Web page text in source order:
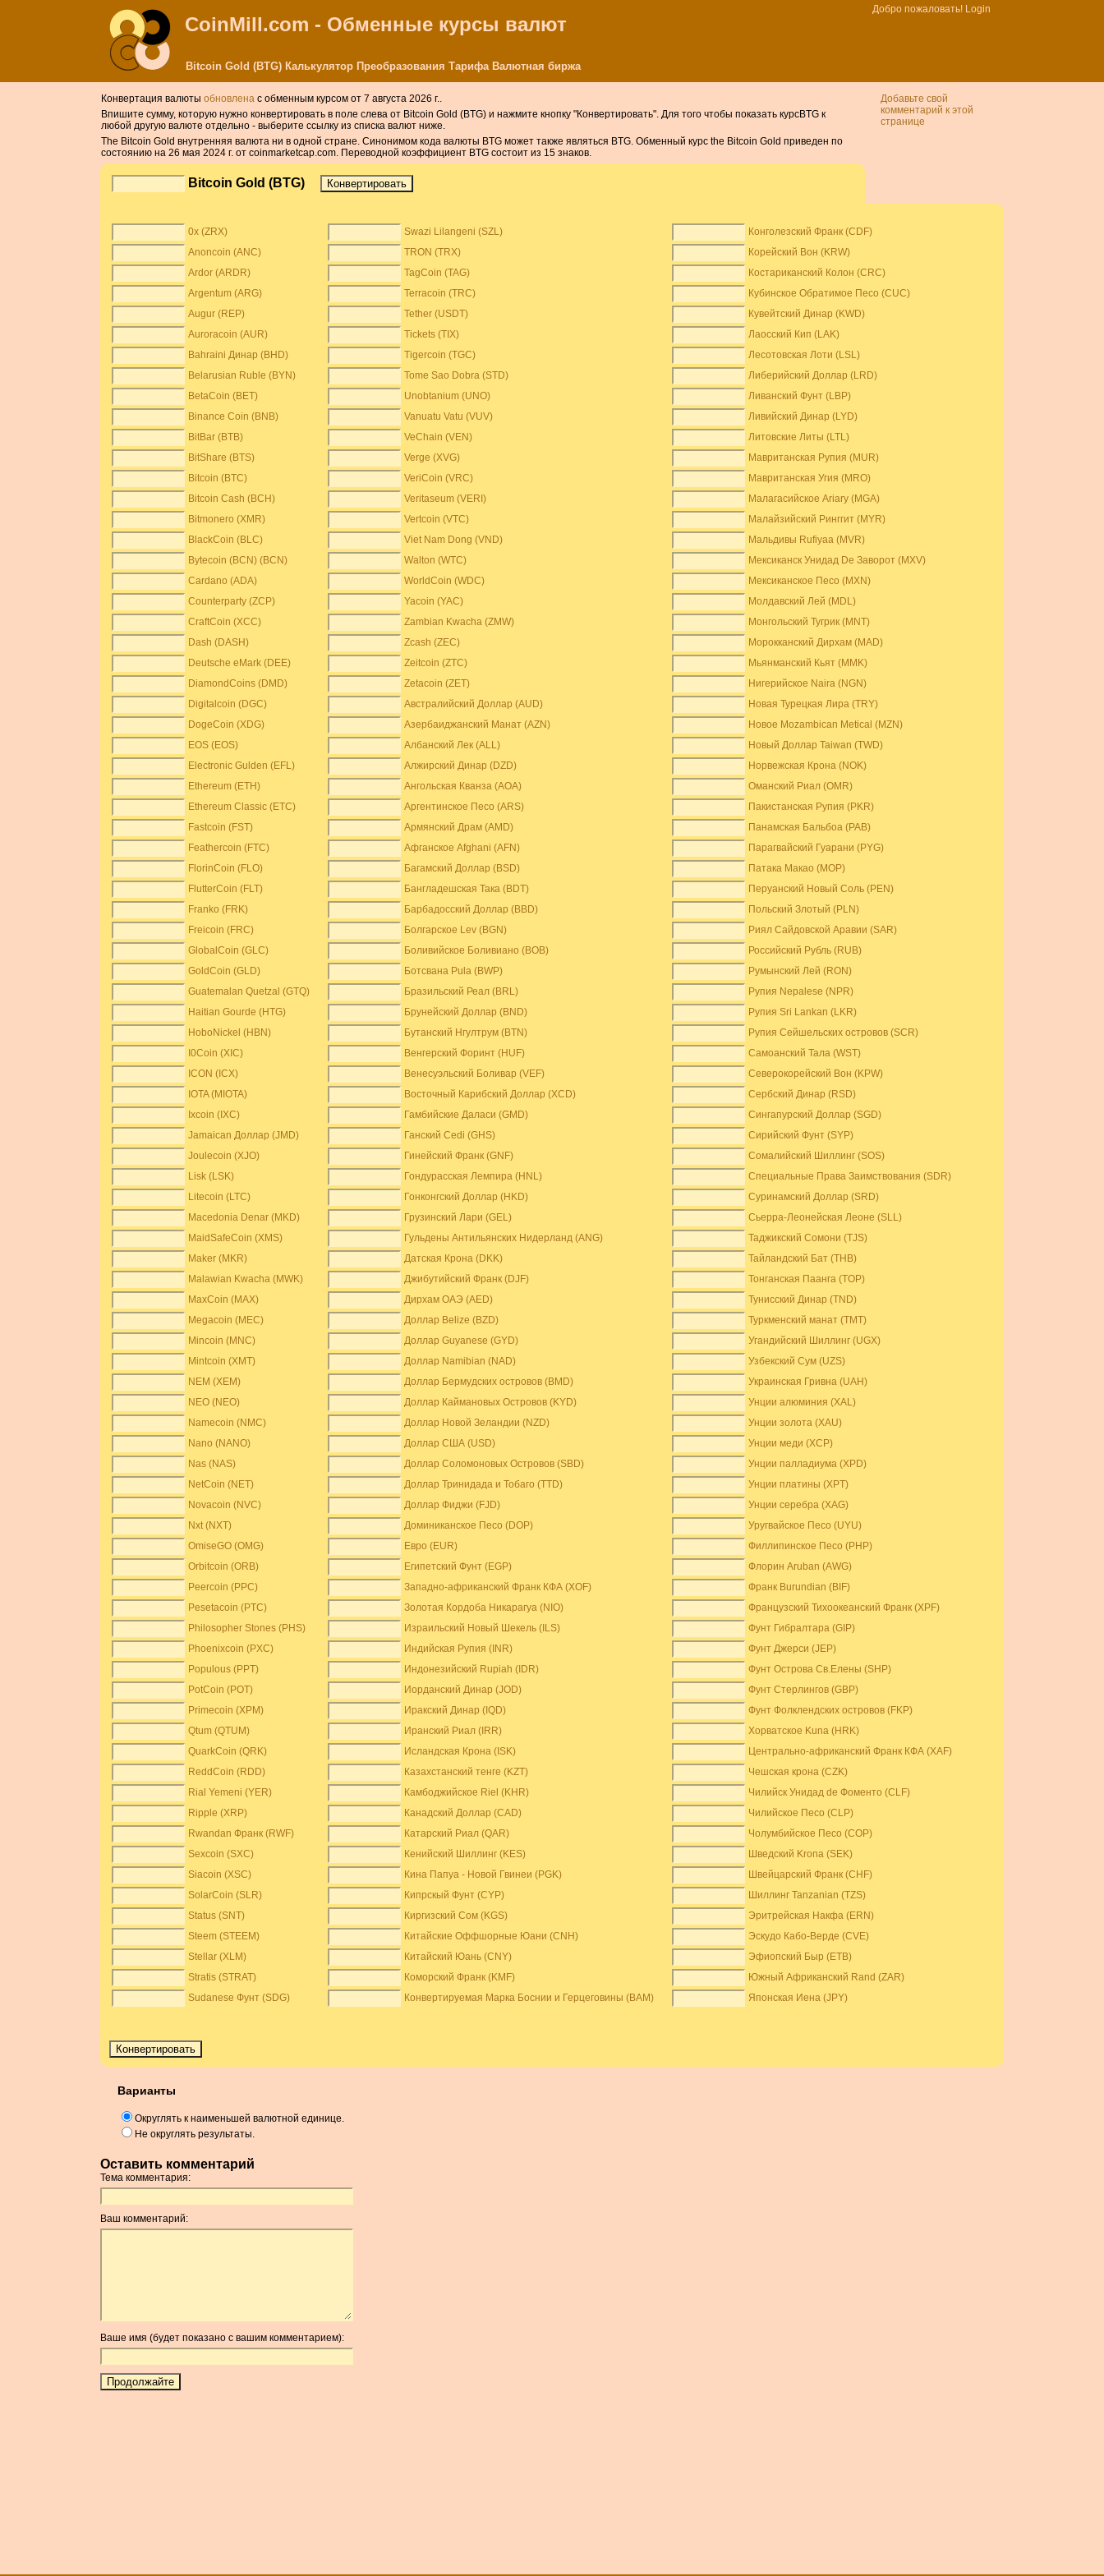
CoinMill.com - Обменные курсы валют
Добро пожаловать! Login
Bitcoin Gold (BTG) Калькулятор Преобразования Тарифа Валютная биржа
Конвертация валюты обновлена с обменным курсом от 7 августа 2026 г..
Впишите сумму, которую нужно конвертировать в поле слева от Bitcoin Gold (BTG) и нажмите кнопку "Конвертировать". Для того чтобы показать курсBTG к
любой другую валюте отдельно - выберите ссылку из списка валют ниже.
The Bitcoin Gold внутренняя валюта ни в одной стране. Синонимом кода валюты BTG может также являться BTG. Обменный курс the Bitcoin Gold приведен по
состоянию на 26 мая 2024 г. от coinmarketcap.com. Переводной коэффициент BTG состоит из 15 знаков.
Добавьте свой
комментарий к этой
странице
Bitcoin Gold (BTG)
0x (ZRX) Swazi Lilangeni (SZL)
Конголезский Франк (CDF)
Anoncoin (ANC)
TRON (TRX)
Корейский Вон (KRW)
Ardor (ARDR)
TagCoin (TAG)
Костариканский Колон (CRC)
Argentum (ARG)
Terracoin (TRC)
Кубинское Обратимое Песо (CUC)
Augur (REP)
Tether (USDT)
Кувейтский Динар (KWD)
Auroracoin (AUR)
Tickets (TIX)
Лаосский Кип (LAK)
Bahraini Динар (BHD)
Tigercoin (TGC)
Лесотовская Лоти (LSL)
Belarusian Ruble (BYN)
Tome Sao Dobra (STD)
Либерийский Доллар (LRD)
BetaCoin (BET)
Unobtanium (UNO)
Ливанский Фунт (LBP)
Binance Coin (BNB)
Vanuatu Vatu (VUV)
Ливийский Динар (LYD)
BitBar (BTB)
VeChain (VEN)
Литовские Литы (LTL)
BitShare (BTS)
Verge (XVG)
Мавританская Рупия (MUR)
Bitcoin (BTC)
VeriCoin (VRC)
Мавританская Угия (MRO)
Bitcoin Cash (BCH)
Veritaseum (VERI)
Малагасийское Ariary (MGA)
Bitmonero (XMR)
Vertcoin (VTC)
Малайзийский Ринггит (MYR)
BlackCoin (BLC)
Viet Nam Dong (VND)
Мальдивы Rufiyaa (MVR)
Bytecoin (BCN) (BCN)
Walton (WTC)
Мексиканск Унидад De Заворот (MXV)
Cardano (ADA)
WorldCoin (WDC)
Мексиканское Песо (MXN)
Counterparty (ZCP)
Yacoin (YAC)
Молдавский Лей (MDL)
CraftCoin (XCC)
Zambian Kwacha (ZMW)
Монгольский Тугрик (MNT)
Dash (DASH)
Zcash (ZEC)
Морокканский Дирхам (MAD)
Deutsche eMark (DEE)
Zeitcoin (ZTC)
Мьянманский Кьят (MMK)
DiamondCoins (DMD)
Zetacoin (ZET)
Нигерийское Naira (NGN)
Digitalcoin (DGC)
Австралийский Доллар (AUD)
Новая Турецкая Лира (TRY)
DogeCoin (XDG)
Азербаиджанский Манат (AZN)
Новое Mozambican Metical (MZN)
EOS (EOS)
Албанский Лек (ALL)
Новый Доллар Taiwan (TWD)
Electronic Gulden (EFL)
Алжирский Динар (DZD)
Норвежская Крона (NOK)
Ethereum (ETH)
Ангольская Кванза (AOA)
Оманский Риал (OMR)
Ethereum Classic (ETC)
Аргентинское Песо (ARS)
Пакистанская Рупия (PKR)
Fastcoin (FST)
Армянский Драм (AMD)
Панамская Бальбоа (PAB)
Feathercoin (FTC)
Афганское Afghani (AFN)
Парагвайский Гуарани (PYG)
FlorinCoin (FLO)
Багамский Доллар (BSD)
Патака Макао (MOP)
FlutterCoin (FLT)
Бангладешская Така (BDT)
Перуанский Новый Соль (PEN)
Franko (FRK)
Барбадосский Доллар (BBD)
Польский Злотый (PLN)
Freicoin (FRC)
Болгарское Lev (BGN)
Риял Сайдовской Аравии (SAR)
GlobalCoin (GLC)
Боливийское Боливиано (BOB)
Российский Рубль (RUB)
GoldCoin (GLD)
Ботсвана Pula (BWP)
Румынский Лей (RON)
Guatemalan Quetzal (GTQ)
Бразильский Реал (BRL)
Рупия Nepalese (NPR)
Haitian Gourde (HTG)
Брунейский Доллар (BND)
Рупия Sri Lankan (LKR)
HoboNickel (HBN)
Бутанский Нгултрум (BTN)
Рупия Сейшельских островов (SCR)
I0Coin (XIC)
Венгерский Форинт (HUF)
Самоанский Тала (WST)
ICON (ICX)
Венесуэльский Боливар (VEF)
Северокорейский Вон (KPW)
IOTA (MIOTA)
Восточный Карибский Доллар (XCD)
Сербский Динар (RSD)
Ixcoin (IXC)
Гамбийские Даласи (GMD)
Сингапурский Доллар (SGD)
Jamaican Доллар (JMD)
Ганский Cedi (GHS)
Сирийский Фунт (SYP)
Joulecoin (XJO)
Гинейский Франк (GNF)
Сомалийский Шиллинг (SOS)
Lisk (LSK)
Гондурасская Лемпира (HNL)
Специальные Права Заимствования (SDR)
Litecoin (LTC)
Гонконгский Доллар (HKD)
Суринамский Доллар (SRD)
Macedonia Denar (MKD)
Грузинский Лари (GEL)
Сьерра-Леонейская Леоне (SLL)
MaidSafeCoin (XMS)
Гульдены Антильянских Нидерланд (ANG)
Таджикский Сомони (TJS)
Maker (MKR)
Датская Крона (DKK)
Тайландский Бат (THB)
Malawian Kwacha (MWK)
Джибутийский Франк (DJF)
Тонганская Паанга (TOP)
MaxCoin (MAX)
Дирхам ОАЭ (AED)
Тунисский Динар (TND)
Megacoin (MEC)
Доллар Belize (BZD)
Туркменский манат (TMT)
Mincoin (MNC)
Доллар Guyanese (GYD)
Угандийский Шиллинг (UGX)
Mintcoin (XMT)
Доллар Namibian (NAD)
Узбекский Сум (UZS)
NEM (XEM)
Доллар Бермудских островов (BMD)
Украинская Гривна (UAH)
NEO (NEO)
Доллар Каймановых Островов (KYD)
Унции алюминия (XAL)
Namecoin (NMC)
Доллар Новой Зеландии (NZD)
Унции золота (XAU)
Nano (NANO)
Доллар США (USD)
Унции меди (XCP)
Nas (NAS)
Доллар Соломоновых Островов (SBD)
Унции палладиума (XPD)
NetCoin (NET)
Доллар Тринидада и Тобаго (TTD)
Унции платины (XPT)
Novacoin (NVC)
Доллар Фиджи (FJD)
Унции серебра (XAG)
Nxt (NXT)
Доминиканское Песо (DOP)
Уругвайское Песо (UYU)
OmiseGO (OMG)
Евро (EUR)
Филлипинское Песо (PHP)
Orbitcoin (ORB)
Египетский Фунт (EGP)
Флорин Aruban (AWG)
Peercoin (PPC)
Западно-африканский Франк КФА (XOF)
Франк Burundian (BIF)
Pesetacoin (PTC)
Золотая Кордоба Никарагуа (NIO)
Французский Тихоокеанский Франк (XPF)
Philosopher Stones (PHS)
Израильский Новый Шекель (ILS)
Фунт Гибралтара (GIP)
Phoenixcoin (PXC)
Индийская Рупия (INR)
Фунт Джерси (JEP)
Populous (PPT)
Индонезийский Rupiah (IDR)
Фунт Острова Св.Елены (SHP)
PotCoin (POT)
Иорданский Динар (JOD)
Фунт Стерлингов (GBP)
Primecoin (XPM)
Иракский Динар (IQD)
Фунт Фолклендских островов (FKP)
Qtum (QTUM)
Иранский Риал (IRR)
Хорватское Kuna (HRK)
QuarkCoin (QRK)
Исландская Крона (ISK)
Центрально-африканский Франк КФА (XAF)
ReddCoin (RDD)
Казахстанский тенге (KZT)
Чешская крона (CZK)
Rial Yemeni (YER)
Камбоджийское Riel (KHR)
Чилийск Унидад de Фоменто (CLF)
Ripple (XRP)
Канадский Доллар (CAD)
Чилийское Песо (CLP)
Rwandan Франк (RWF)
Катарский Риал (QAR)
Чолумбийское Песо (COP)
Sexcoin (SXC)
Кенийский Шиллинг (KES)
Шведский Krona (SEK)
Siacoin (XSC)
Кина Папуа - Новой Гвинеи (PGK)
Швейцарский Франк (CHF)
SolarCoin (SLR)
Кипрскый Фунт (CYP)
Шиллинг Tanzanian (TZS)
Status (SNT)
Киргизский Сом (KGS)
Эритрейская Накфа (ERN)
Steem (STEEM)
Китайские Оффшорные Юани (CNH)
Эскудо Кабо-Верде (CVE)
Stellar (XLM)
Китайский Юань (CNY)
Эфиопский Быр (ETB)
Stratis (STRAT)
Коморский Франк (KMF)
Южный Африканский Rand (ZAR)
Sudanese Фунт (SDG)
Конвертируемая Марка Боснии и Герцеговины (BAM) Японская Иена (JPY)
Варианты
Округлять к наименьшей валютной единице.
Не округлять результаты.
Оставить комментарий
Тема комментария:
Ваш комментарий:
Ваше имя (будет показано с вашим комментарием):